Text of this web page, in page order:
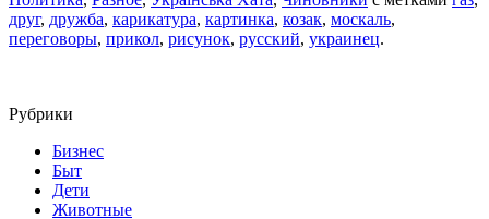
друг, дружба, карикатура, картинка, козак, москаль,
переговоры, прикол, рисунок, русский, украинец.
Рубрики
Бизнес
Быт
Дети
Животные